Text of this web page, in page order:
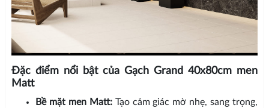
Đặc điểm nổi bật của Gạch Grand 40x80cm men
Matt
Bề mặt men Matt:Tạo cảm giác mờ nhẹ, sang trọng,